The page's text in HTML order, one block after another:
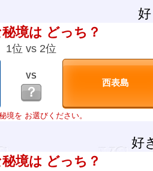
境は どっち？
1位 vs 2位
VS
？
境を お選びください。
好
境は どっち？